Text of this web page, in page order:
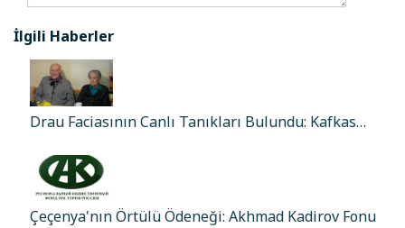
İlgili Haberler
Drau Faciasının Canlı Tanıkları Bulundu: Kafkas…
Çeçenya'nın Örtülü Ödeneği: Akhmad Kadirov Fonu